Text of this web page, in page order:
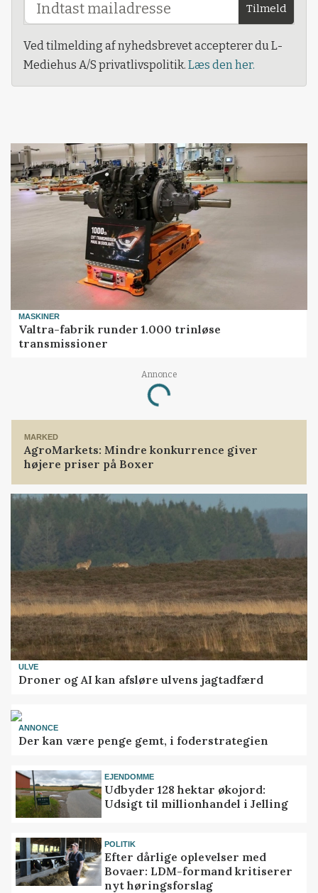
Tilmeld
Ved tilmelding af nyhedsbrevet accepterer du L-
Mediehus A/S privatlivspolitik. Læs den her.
MASKINER
Valtra-fabrik runder 1.000 trinløse
transmissioner
Annonce
Loading...
MARKED
AgroMarkets: Mindre konkurrence giver
højere priser på Boxer
ULVE
Droner og AI kan afsløre ulvens jagtadfærd
ANNONCE
Der kan være penge gemt, i foderstrategien
EJENDOMME
Udbyder 128 hektar økojord:
Udsigt til millionhandel i Jelling
POLITIK
Efter dårlige oplevelser med
Bovaer: LDM-formand kritiserer
nyt høringsforslag